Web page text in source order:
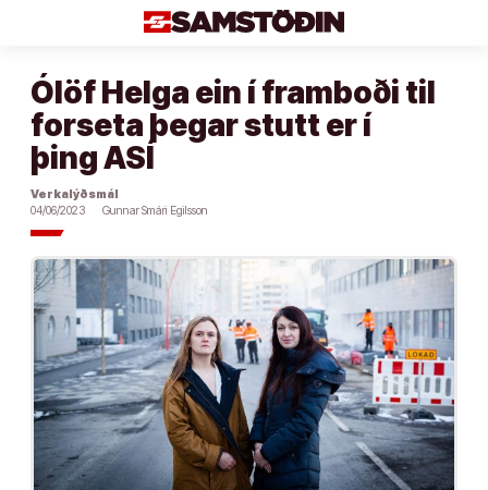
Ólöf Helga ein í framboði til
forseta þegar stutt er í
þing ASÍ
Verkalýðsmál
04/06/2023
Gunnar Smári Egilsson